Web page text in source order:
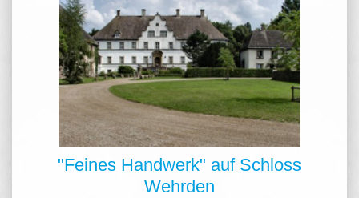
"Feines Handwerk" auf Schloss
Wehrden